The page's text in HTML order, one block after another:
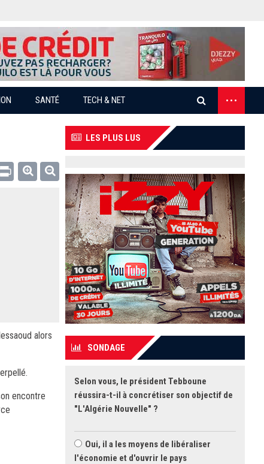
SANTÉ TECH & NET
...
Print
alors
encontre
LES PLUS LUS
SONDAGE
Selon vous, le président Tebboune
réussira-t-il à concrétiser son objectif de
"L'Algérie Nouvelle" ?
Oui, il a les moyens de libéraliser
l'économie et d'ouvrir le pays